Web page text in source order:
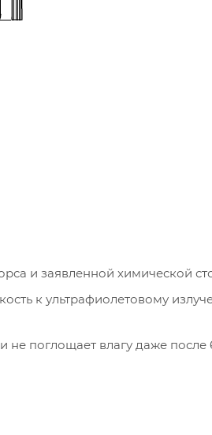
и заявленной химической
к ультрафиолетовому
не поглощает влагу даже после